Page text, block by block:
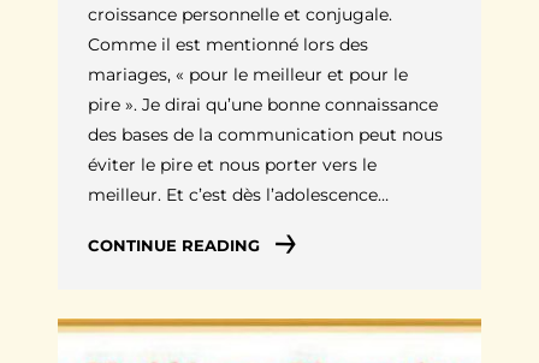
croissance personnelle et conjugale.
Comme il est mentionné lors des
mariages, « pour le meilleur et pour le
pire ». Je dirai qu’une bonne connaissance
des bases de la communication peut nous
éviter le pire et nous porter vers le
meilleur. Et c’est dès l’adolescence…
CONTINUE READING